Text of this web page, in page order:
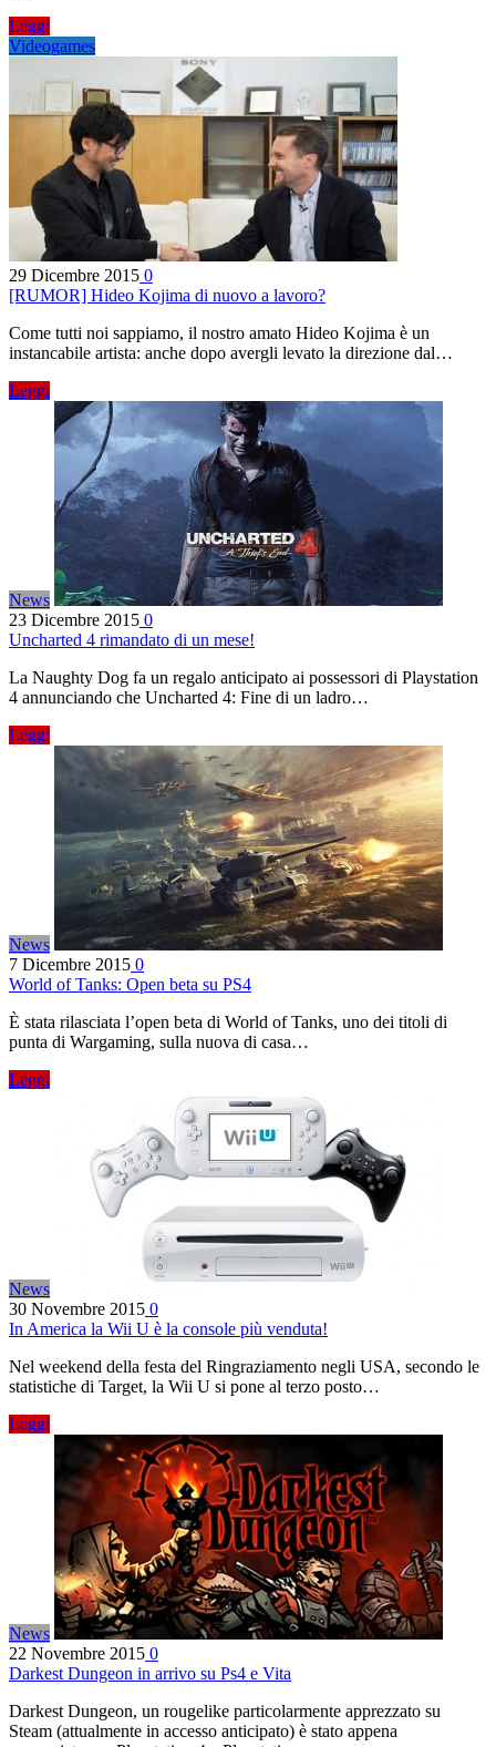
Leggi
Videogames
29 Dicembre 2015 0
[RUMOR] Hideo Kojima di nuovo a lavoro?
Come tutti noi sappiamo, il nostro amato Hideo Kojima è un
instancabile artista: anche dopo avergli levato la direzione dal…
Leggi
News
23 Dicembre 2015 0
Uncharted 4 rimandato di un mese!
La Naughty Dog fa un regalo anticipato ai possessori di Playstation
4 annunciando che Uncharted 4: Fine di un ladro…
Leggi
News
7 Dicembre 2015 0
World of Tanks: Open beta su PS4
È stata rilasciata l’open beta di World of Tanks, uno dei titoli di
punta di Wargaming, sulla nuova di casa…
Leggi
News
30 Novembre 2015 0
In America la Wii U è la console più venduta!
Nel weekend della festa del Ringraziamento negli USA, secondo le
statistiche di Target, la Wii U si pone al terzo posto…
Leggi
News
22 Novembre 2015 0
Darkest Dungeon in arrivo su Ps4 e Vita
Darkest Dungeon, un rougelike particolarmente apprezzato su
Steam (attualmente in accesso anticipato) è stato appena